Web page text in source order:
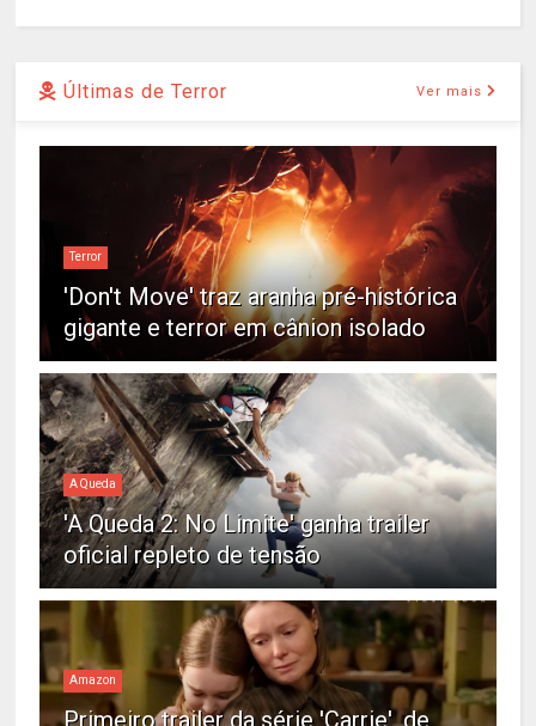
Últimas de Terror Ver mais
Terror
'Don't Move' traz aranha pré-histórica
gigante e terror em cânion isolado
A Queda
'A Queda 2: No Limite' ganha trailer
oficial repleto de tensão
Amazon
Primeiro trailer da série 'Carrie', de